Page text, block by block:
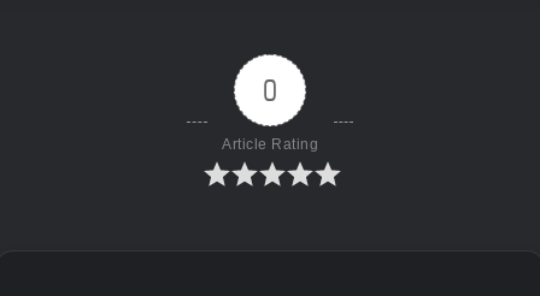
aos eventos, o que obviamente deixou muitos
jogadores globais frustrados. Embora nenhum
dos jogos tenha atingido seu EOS ainda, ainda
0
Article Rating